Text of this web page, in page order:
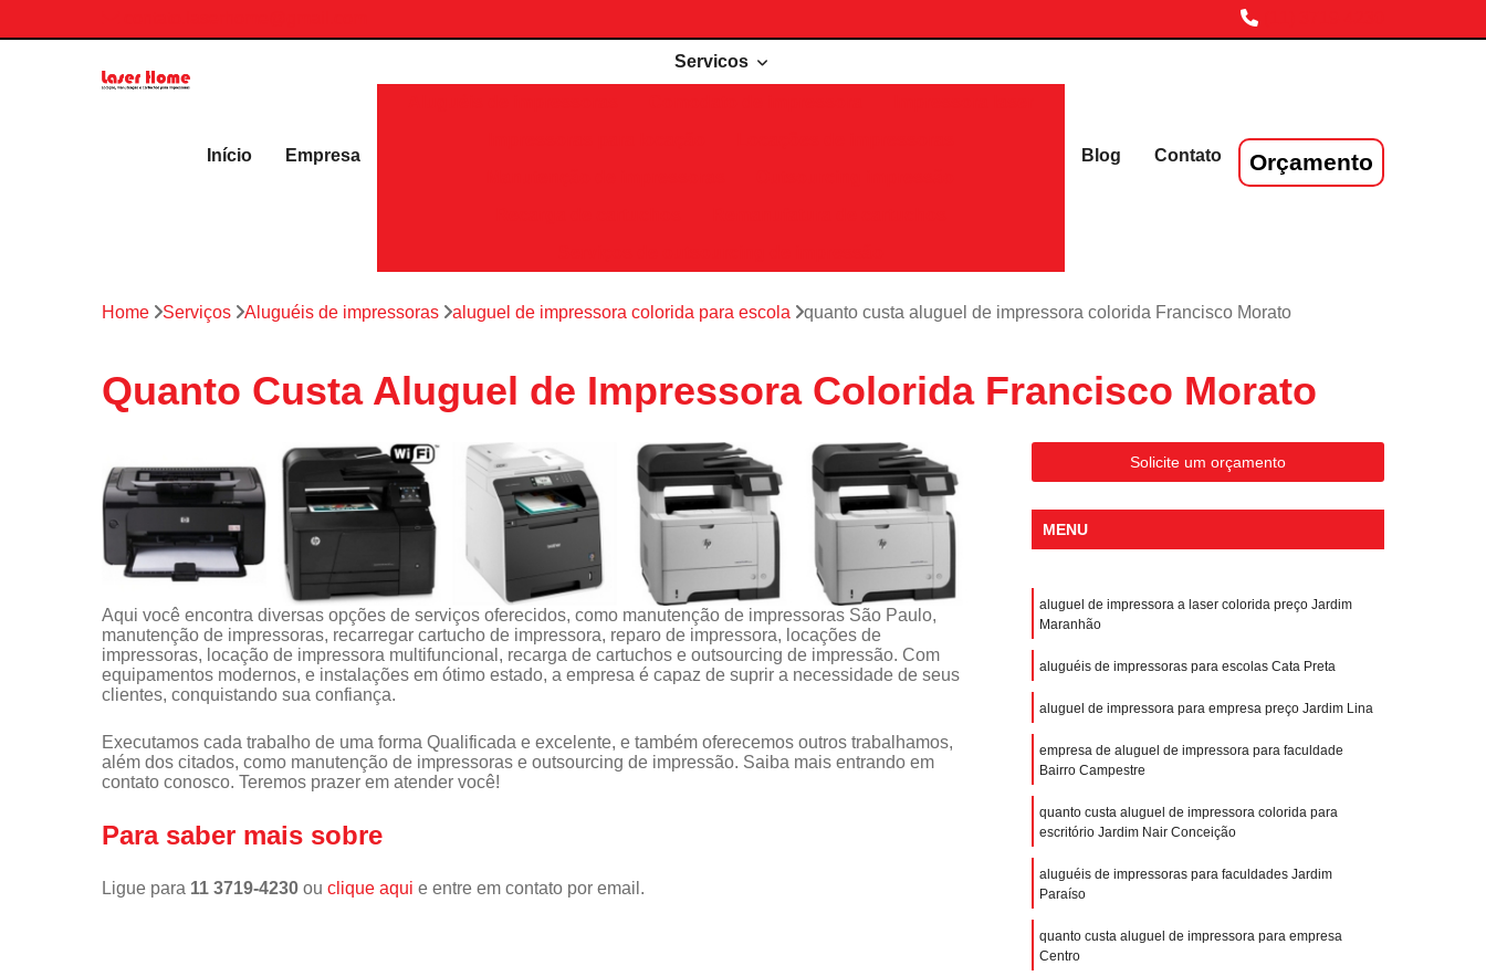
Início Empresa
Servicos
Blog Contato Orçamento
Home Serviços Aluguéis de impressoras aluguel de impressora colorida para escola quanto custa aluguel de impressora colorida Francisco Morato
Quanto Custa Aluguel de Impressora Colorida Francisco Morato
Aqui você encontra diversas opções de serviços oferecidos, como manutenção de impressoras São Paulo,
manutenção de impressoras, recarregar cartucho de impressora, reparo de impressora, locações de
impressoras, locação de impressora multifuncional, recarga de cartuchos e outsourcing de impressão. Com
equipamentos modernos, e instalações em ótimo estado, a empresa é capaz de suprir a necessidade de seus
clientes, conquistando sua confiança.
Executamos cada trabalho de uma forma Qualificada e excelente, e também oferecemos outros trabalhamos,
além dos citados, como manutenção de impressoras e outsourcing de impressão. Saiba mais entrando em
contato conosco. Teremos prazer em atender você!
Para saber mais sobre
Ligue para 11 3719-4230 ou clique aqui e entre em contato por email.
Solicite um orçamento
MENU
aluguel de impressora a laser colorida preço Jardim
Maranhão
aluguéis de impressoras para escolas Cata Preta
aluguel de impressora para empresa preço Jardim Lina
empresa de aluguel de impressora para faculdade
Bairro Campestre
quanto custa aluguel de impressora colorida para
escritório Jardim Nair Conceição
aluguéis de impressoras para faculdades Jardim
Paraíso
quanto custa aluguel de impressora para empresa
Centro